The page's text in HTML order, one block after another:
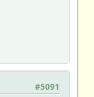
#5091